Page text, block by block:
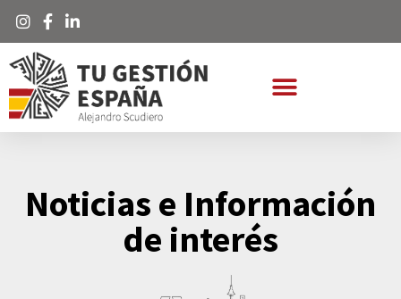
Noticias e Información
de interés